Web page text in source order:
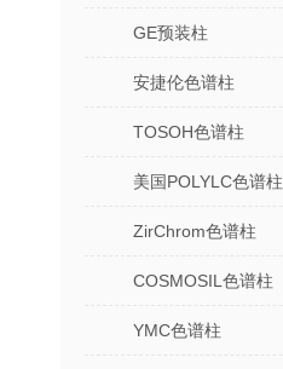
GE预装柱
安捷伦色谱柱
TOSOH色谱柱
美国POLYLC色谱柱
ZirChrom色谱柱
COSMOSIL色谱柱
YMC色谱柱